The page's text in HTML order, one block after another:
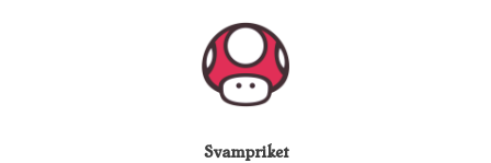
Svampriket